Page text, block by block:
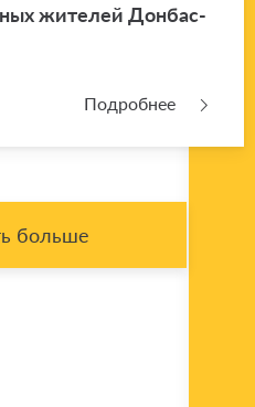
жи­те­лей Дон­бас­
Подробнее
больше